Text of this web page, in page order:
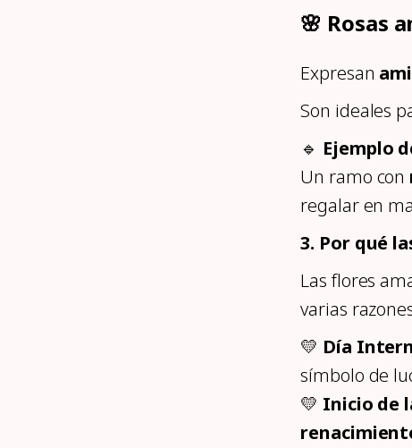
🌸 Rosas
Expresan
Son ideales
🔹 Ejemplo
Un ramo con
regalar en
3. Por qué
Las flores
varias
💛 Día
símbolo de
💛 Inicio de